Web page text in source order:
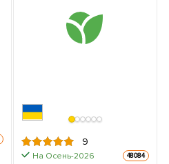
9
На Осень-2026 48084